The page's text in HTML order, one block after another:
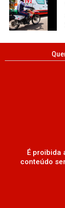
É proibida
conteúdo